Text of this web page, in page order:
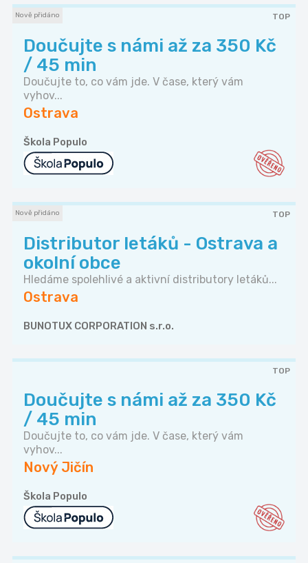
Nově přidáno TOP
Doučujte s námi až za 350 Kč
/ 45 min
Doučujte to, co vám jde. V čase, který vám
vyhov...
Ostrava
Škola Populo
Nově přidáno TOP
Distributor letáků - Ostrava a
okolní obce
Hledáme spolehlivé a aktivní distributory letáků...
Ostrava
BUNOTUX CORPORATION s.r.o.
TOP
Doučujte s námi až za 350 Kč
/ 45 min
Doučujte to, co vám jde. V čase, který vám
vyhov...
Nový Jičín
Škola Populo